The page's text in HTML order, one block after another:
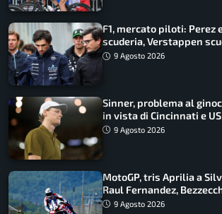
F1, mercato piloti: Perez
scuderia, Verstappen
9 Agosto 2026
Sinner, problema al
in vista di Cincinnati e
9 Agosto 2026
MotoGP, tris Aprilia a
Raul Fernandez,
9 Agosto 2026